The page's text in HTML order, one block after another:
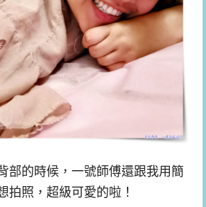
部的時候，一號師傅還跟我用簡
拍照，超級可愛的啦！